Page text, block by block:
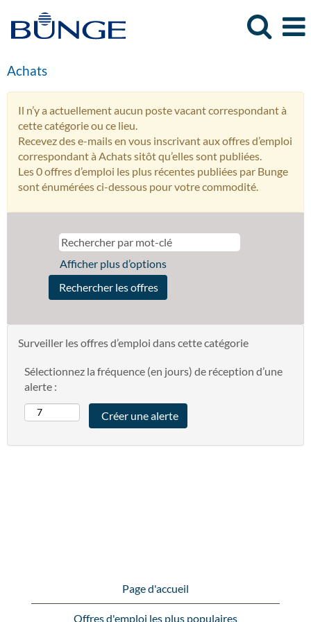
Achats
Il n’y a actuellement aucun poste vacant correspondant à
cette catégorie ou ce lieu.
Recevez des e-mails en vous inscrivant aux offres d’emploi
correspondant à Achats sitôt qu’elles sont publiées.
Les 0 offres d’emploi les plus récentes publiées par Bunge
sont énumérées ci-dessous pour votre commodité.
Afficher plus d’options
Surveiller les offres d’emploi dans cette catégorie
Sélectionnez la fréquence (en jours) de réception d’une
alerte :
Page d'accueil
Offres d'emploi les plus populaires